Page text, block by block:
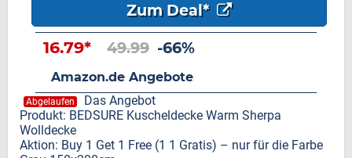
Zum Deal*
16.79* 49.99 -66%
Amazon.de Angebote
Abgelaufen
Das Angebot
Produkt: BEDSURE Kuscheldecke Warm Sherpa
Wolldecke
Aktion: Buy 1 Get 1 Free (1 1 Gratis) – nur für die Farbe